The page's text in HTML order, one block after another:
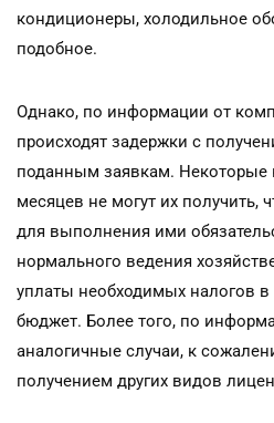
кондиционеры, холодильное
подобное.
Однако, по информации от
происходят задержки с
поданным заявкам. Некоторые
месяцев не могут их получить,
для выполнения ими
нормального ведения
уплаты необходимых налогов в
бюджет. Более того, по
аналогичные случаи, к
получением других видов